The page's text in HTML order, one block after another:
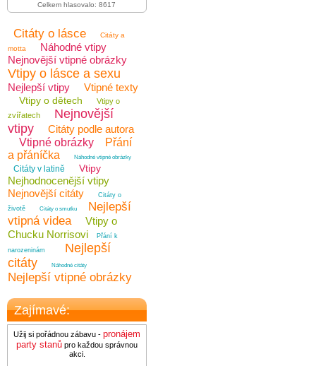
Celkem hlasovalo: 8617
Citáty o lásce
Citáty a
motta
Náhodné vtipy
Nejnovější vtipné obrázky
Vtipy o lásce a sexu
Nejlepší vtipy Vtipné texty
Vtipy o dětech
Vtipy o
zvířatech
Nejnovější
vtipy
Citáty podle autora
Vtipné obrázky
Přání
a přáníčka
Náhodné vtipné obrázky
Citáty v latině Vtipy
Nejhodnocenější vtipy
Nejnovější citáty
Citáty o
životě
Citáty o smutku
Nejlepší
vtipná videa
Vtipy o
Chucku Norrisovi
Přání k
narozeninám
Nejlepší
citáty
Náhodné citáty
Nejlepší vtipné obrázky
Zajímavé:
Užij si pořádnou zábavu - pronájem
party stanů pro každou správnou
akci.